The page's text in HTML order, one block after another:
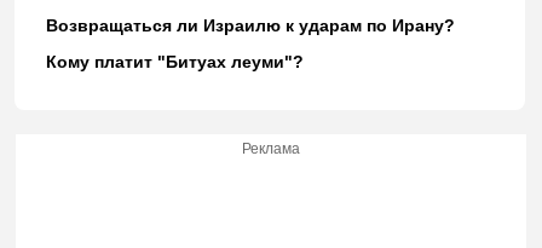
Возвращаться ли Израилю к ударам по Ирану?
Кому платит "Битуах леуми"?
Реклама